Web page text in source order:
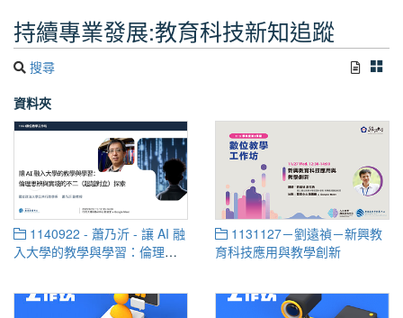
持續專業發展:教育科技新知追蹤
搜尋
資料夾
1140922 - 蕭乃沂 - 讓 AI 融
入大學的教學與學習：倫理思
1131127－劉遠禎－新興教
育科技應用與教學創新